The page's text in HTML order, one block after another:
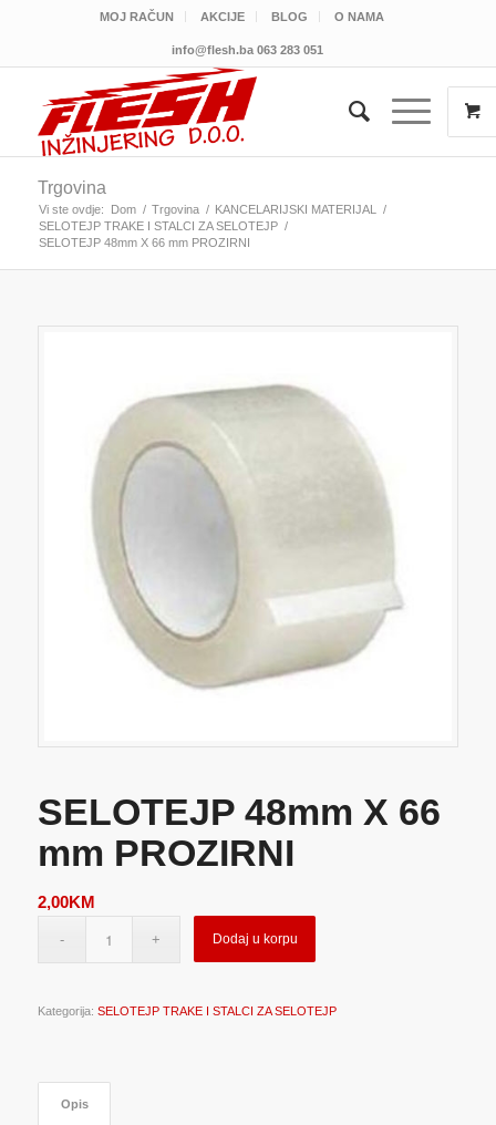
MOJ RAČUN AKCIJE BLOG O NAMA
info@flesh.ba 063 283 051
Trgovina
Vi ste ovdje: Dom / Trgovina / KANCELARIJSKI MATERIJAL
/
SELOTEJP TRAKE I STALCI ZA SELOTEJP /
SELOTEJP 48mm X 66 mm PROZIRNI
SELOTEJP 48mm X 66
mm PROZIRNI
2,00KM
Dodaj u korpu
Kategorija: SELOTEJP TRAKE I STALCI ZA SELOTEJP
Opis